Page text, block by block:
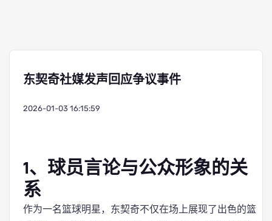
东契奇社媒发声回应争议事件
2026-01-03 16:15:59
1、球员言论与公众形象的关
系
作为一名篮球明星，东契奇不仅在场上展现了出色的篮